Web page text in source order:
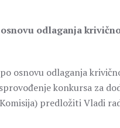
odlaganja
osnovu odlaganja
konkursa za
predložiti Vladi